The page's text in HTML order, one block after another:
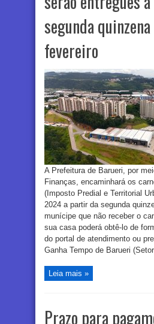
segunda
fevereiro
A Prefeitura de Barueri, por
Finanças, encaminhará os
(Imposto Predial e Territorial
2024 a partir da segunda
munícipe que não receber o
sua casa poderá obtê-lo de
do portal de atendimento ou
Ganha Tempo de Barueri
Leia mais »
Prazo para